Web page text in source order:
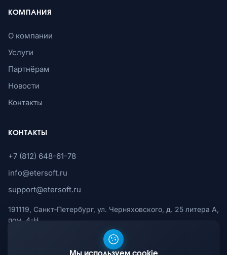
КОМПАНИЯ
О компании
Услуги
Партнёрам
Новости
Контакты
КОНТАКТЫ
+7 (812) 648-61-78
info@etersoft.ru
support@etersoft.ru
191119, Санкт‑Петербург, ул. Черняховского, д. 25 литера А,
пом. 4-Н
Партнёрский портал